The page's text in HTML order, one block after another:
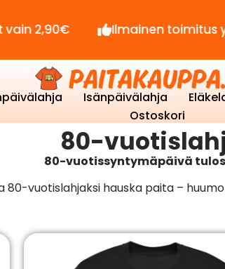
Ilmainen toimitus yli 59€
Isänpäivälahja
Ostoskori
80-
80-vuotissyntymäpäivä
80-vuotislahjaksi hauska paita –